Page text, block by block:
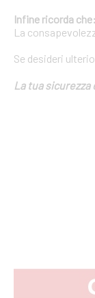
Infine ricorda che:
La
Se desideri
La tua